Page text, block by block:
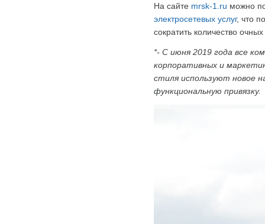
На сайте mrsk-1.ru можно
электросетевых услуг, что
сократить количество
*- С июня 2019 года все
корпоративных и
стиля используют новое
функциональную привязку.